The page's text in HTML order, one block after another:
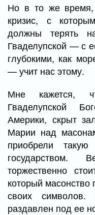
Но в то же время,
кризис, с
должны терять
Гваделупской — с
глубокими, как
— учит нас этому.
Мне кажется,
Гваделупской
Америки, скрыт
Марии над
приобрели
торжественно
который масонство
своих
раздавлен под ее